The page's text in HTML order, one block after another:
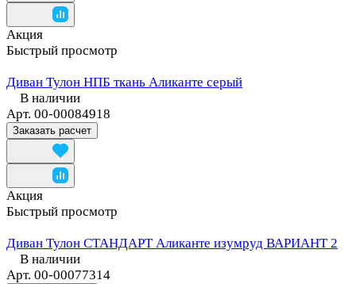
Акция
Быстрый просмотр
Диван Тулон НПБ ткань Аликанте серый
В наличии
Арт. 00-00084918
Заказать расчет
Акция
Быстрый просмотр
Диван Тулон СТАНДАРТ Аликанте изумруд ВАРИАНТ 2
В наличии
Арт. 00-00077314